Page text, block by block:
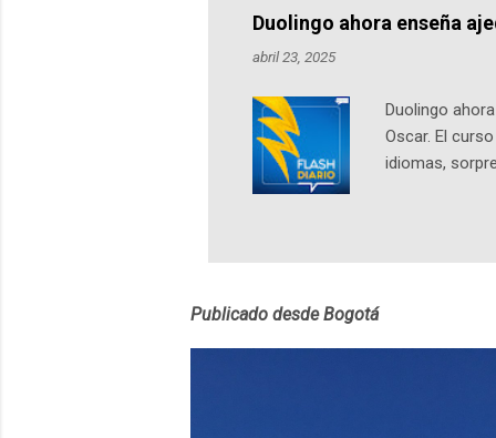
Notas del
pueden
Duolingo ahora enseña
abril 23, 2025
Duolingo
Oscar. El
idiomas,
estará
personajes
Publicado desde Bogotá